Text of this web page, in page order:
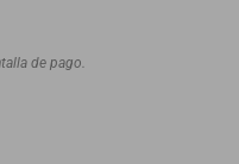
de pago.